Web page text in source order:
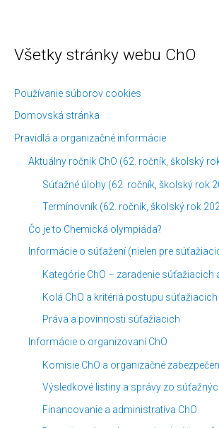
Všetky stránky webu ChO
Používanie súborov cookies
Domovská stránka
Pravidlá a organizačné informácie
Aktuálny ročník ChO (62. ročník, školský
Súťažné úlohy (62. ročník, školský rok
Termínovník (62. ročník, školský rok
Čo je to Chemická olympiáda?
Informácie o súťažení (nielen pre
Kategórie ChO – zaradenie súťažiacich
Kolá ChO a kritériá postupu súťažiacich
Práva a povinnosti súťažiacich
Informácie o organizovaní ChO
Komisie ChO a organizačné
Výsledkové listiny a správy zo
Financovanie a administratíva ChO
K
t
e
g
Č
á
n
k